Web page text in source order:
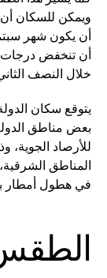
ويمكن للسكان أن
أن يكون شهر
أن تنخفض درجات
خلال النصف
يتوقع سكان
بعض مناطق
للأرصاد
المناطق
في هطول أمطار